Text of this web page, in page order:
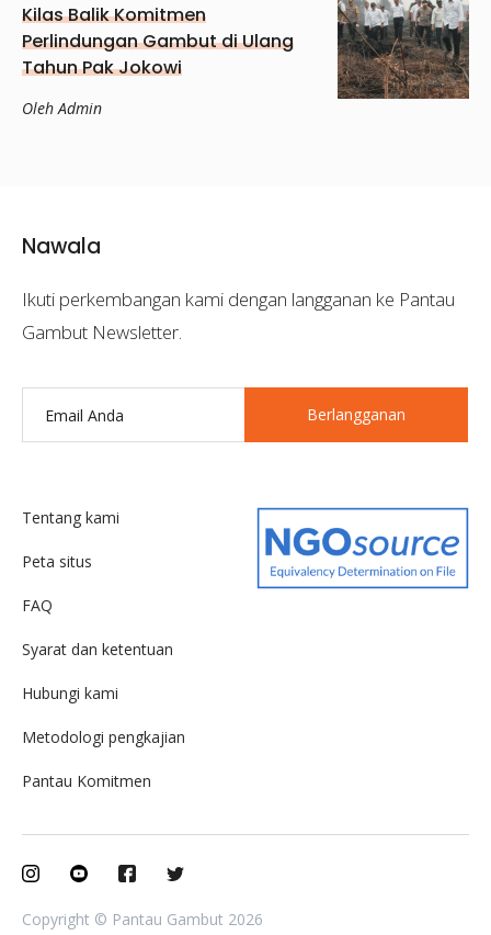
Kilas Balik Komitmen
Perlindungan Gambut di Ulang
Tahun Pak Jokowi
Oleh Admin
Nawala
Ikuti perkembangan kami dengan langganan ke Pantau
Gambut Newsletter.
Berlangganan
Tentang kami
Peta situs
FAQ
Syarat dan ketentuan
Hubungi kami
Metodologi pengkajian
Pantau Komitmen
Copyright © Pantau Gambut 2026